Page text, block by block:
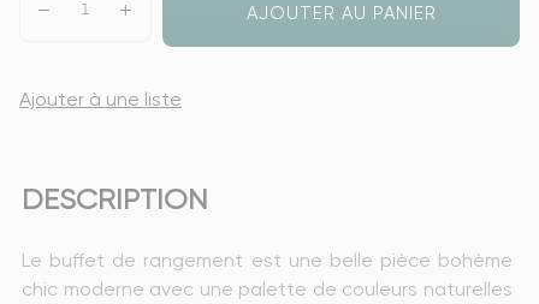
AJOUTER AU PANIER
Ajouter à une liste
DESCRIPTION
Le buffet de rangement est une belle pièce bohème
chic moderne avec une palette de couleurs naturelles